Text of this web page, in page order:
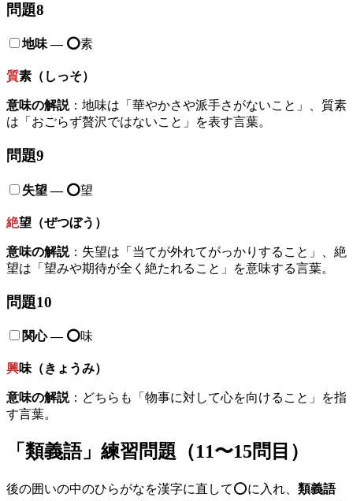
問題8
地味— ⭕️素
質素（しっそ）
意味の解説：地味は「華やかさや派手さがないこと」、質素
は「おごらず贅沢ではないこと」を表す言葉。
問題9
失望— ⭕️望
絶望（ぜつぼう）
意味の解説：失望は「当てが外れてがっかりすること」、絶
望は「望みや期待が全く絶たれること」を意味する言葉。
問題10
関心— ⭕️味
興味（きょうみ）
意味の解説：どちらも「物事に対して心を向けること」を指
す言葉。
「類義語」練習問題（11〜15問目）
後の囲いの中のひらがなを漢字に直して⭕️に入れ、 類義語